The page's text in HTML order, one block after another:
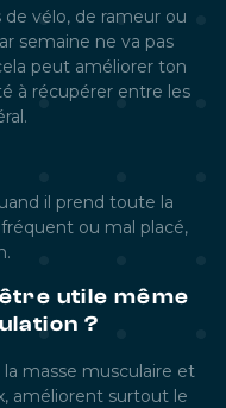
vélo, de rameur ou
semaine ne va pas
peut améliorer ton
à récupérer entre les
il prend toute la
ou mal placé,
utile même
?
masse musculaire et
améliorent surtout le